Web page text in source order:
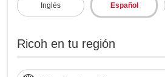
Inglés Español
Ricoh en tu región
brecha tecnológica de la educación en
que más personas con límites de
Esta estrategia no solo solucionó el desafío
también situó a la institución de educación
tecnologías innovadoras para potenciar la